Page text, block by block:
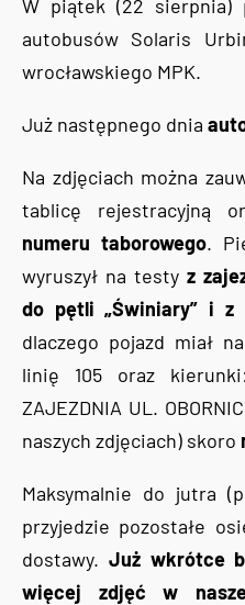
W piątek (22 sierpnia)
autobusów Solaris
wrocławskiego MPK.
Już następnego dnia
Na zdjęciach można
tablicę rejestracyjną
numeru taborowego.
wyruszył na testy z
do pętli „Świniary” i z
dlaczego pojazd miał
linię 105 oraz
ZAJEZDNIA UL.
naszych zdjęciach) skoro
Maksymalnie do jutra
przyjedzie pozostałe
dostawy. Już wkrótce
więcej zdjęć w